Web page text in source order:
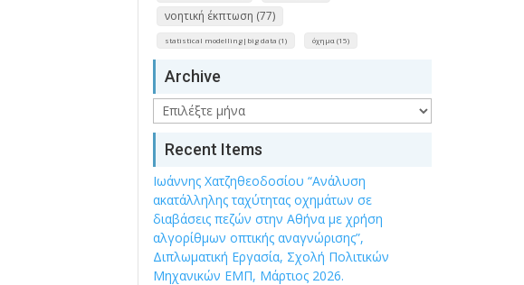
νοητική έκπτωση (77)
statistical modelling|big data (1) όχημα (15)
Archive
Archive
Recent Items
Ιωάννης Χατζηθεοδοσίου “Ανάλυση
ακατάλληλης ταχύτητας οχημάτων σε
διαβάσεις πεζών στην Αθήνα με χρήση
αλγορίθμων οπτικής αναγνώρισης”,
Διπλωματική Εργασία, Σχολή Πολιτικών
Μηχανικών ΕΜΠ, Μάρτιος 2026.